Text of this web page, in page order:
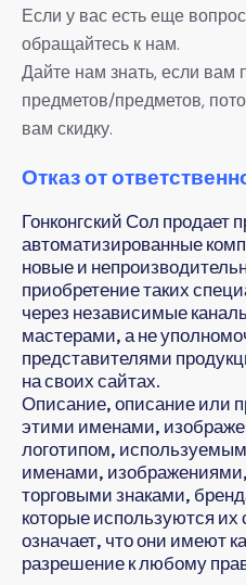
Если у вас есть еще
обращайтесь к нам.
Дайте нам знать, если вам
предметов/предметов,
вам скидку.
Отказ от
Гонконгский Сол
автоматизированные
новые и
приобретение таких
через независимые
мастерами, а не
представителями
на своих сайтах.
Описание, описание или
этими именами,
логотипом,
именами,
торговыми знаками,
которые используются их
означает, что они имеют
разрешение к любому